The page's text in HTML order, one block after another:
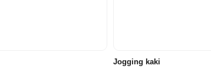
Jogging kaki